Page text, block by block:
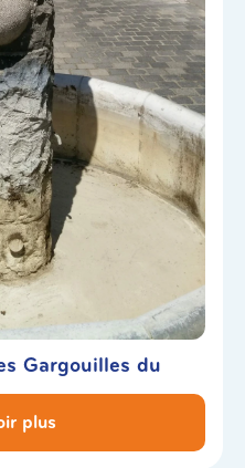
Gargouilles du
plus